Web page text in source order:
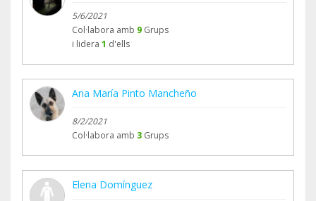
5/6/2021
Col·labora amb 9 Grups
i lidera 1 d'ells
Ana María Pinto Mancheño
8/2/2021
Col·labora amb 3 Grups
Elena Domínguez